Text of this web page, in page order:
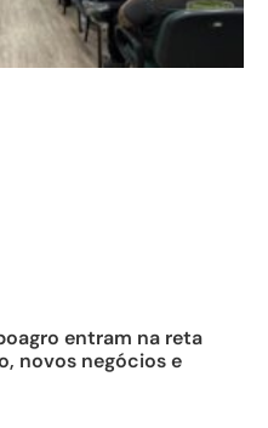
entram na reta
novos negócios e